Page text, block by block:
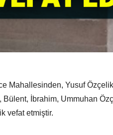
Mahallesinden, Yusuf
İbrahim, Ummuhan
vefat etmiştir.